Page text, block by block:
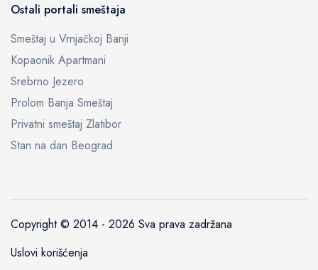
Ostali portali smeštaja
Smeštaj u Vrnjačkoj Banji
Kopaonik Apartmani
Srebrno Jezero
Prolom Banja Smeštaj
Privatni smeštaj Zlatibor
Stan na dan Beograd
Copyright © 2014 - 2026 Sva prava zadržana
Uslovi korišćenja